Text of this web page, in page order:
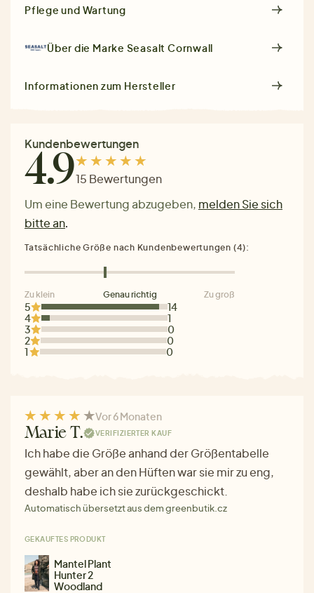
Pflege und Wartung
Über die Marke Seasalt Cornwall
Informationen zum Hersteller
Kundenbewertungen
4.915 Bewertungen
Um eine Bewertung abzugeben, melden Sie sich
bitte an.
5
14
4
1
3
0
2
0
1
0
Tatsächliche Größe nach Kundenbewertungen (4):
Zu klein Genau richtig Zu groß
Vor 6 Monaten
Marie T. VERIFIZIERTER KAUF
Ich habe die Größe anhand der Größentabelle
gewählt, aber an den Hüften war sie mir zu eng,
deshalb habe ich sie zurückgeschickt.
Automatisch übersetzt aus dem greenbutik.cz
GEKAUFTES PRODUKT
Mantel Plant
Hunter 2
Woodland